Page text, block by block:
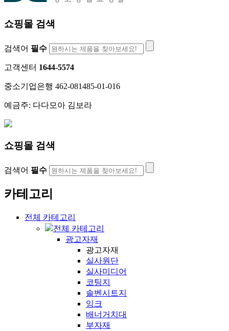
쇼핑몰 검색
검색어 필수
고객센터 1644-5574
중소기업은행 462-081485-01-016
예금주: 다다모아 김보라
쇼핑몰 검색
검색어 필수
카테고리
전체 카테고리
전체 카테고리
광고자재
광고자재
실사원단
실사미디어
코팅지
솔벤시트지
잉크
배너거치대
부자재